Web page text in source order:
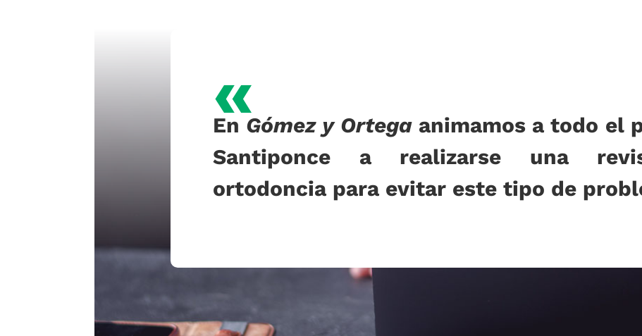
«
En Gómez y Ortegaanimamos a todo el
Santiponce a realizarse una
ortodoncia para evitar este tipo de